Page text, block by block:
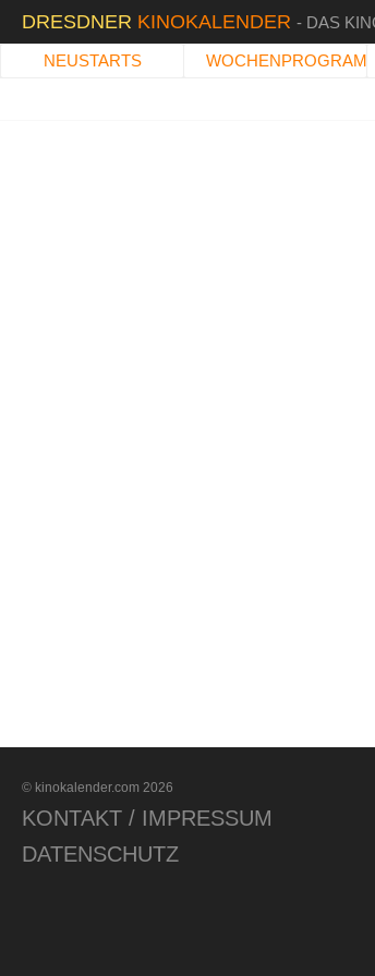
DRESDNER KINOKALENDER - DAS
NEUSTARTS WOCHENPROGRAMM
© kinokalender.com 2026
KONTAKT / IMPRESSUM
DATENSCHUTZ